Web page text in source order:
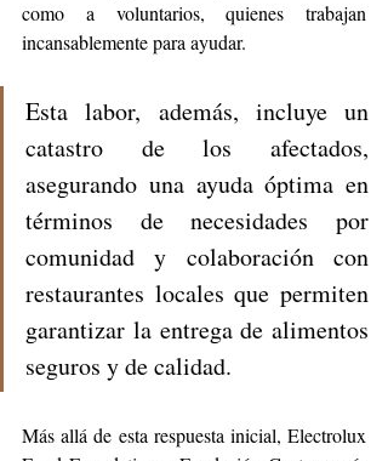
como a voluntarios, quienes trabajan
incansablemente para ayudar.
Esta labor, además, incluye un
catastro de los afectados,
asegurando una ayuda óptima en
términos de necesidades por
comunidad y colaboración con
restaurantes locales que permiten
garantizar la entrega de alimentos
seguros y de calidad.
Más allá de esta respuesta inicial, Electrolux